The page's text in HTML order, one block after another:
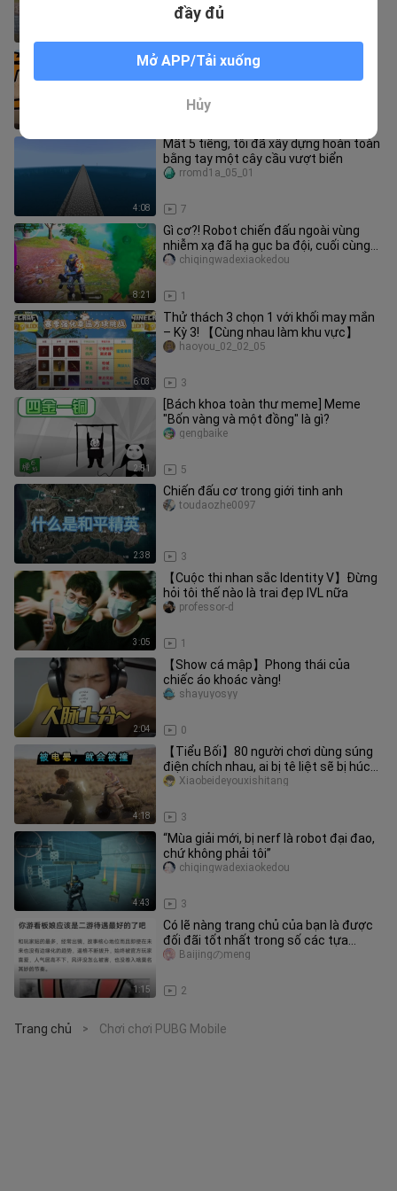
10 giây sẽ khiến bạn cảm thấy dễ chịu
4:08
Mất 5 tiếng, tôi đã xây dựng hoàn toàn
bằng tay một cây cầu vượt biển
7
rromd1a_05_01
8:21
Gì cơ?! Robot chiến đấu ngoài vùng
nhiễm xạ đã hạ gục ba đội, cuối cùng
còn xuất sắc triệt thoái với
1
chiqingwadexiaokedou
6:03
Thử thách 3 chọn 1 với khối may mắn
– Kỳ 3! 【Cùng nhau làm khu vực】
3
haoyou_02_02_05
2:51
[Bách khoa toàn thư meme] Meme
"Bốn vàng và một đồng" là gì?
5
gengbaike
2:38
Chiến đấu cơ trong giới tinh anh
3
toudaozhe0097
3:05
【Cuộc thi nhan sắc Identity V】Đừng
hỏi tôi thế nào là trai đẹp IVL nữa
1
professor-d
2:04
【Show cá mập】Phong thái của
chiếc áo khoác vàng!
0
shayuyosyy
4:18
【Tiểu Bối】80 người chơi dùng súng
điện chích nhau, ai bị tê liệt sẽ bị húc
ngã — cực hình đỉnh cao!
3
Xiaobeideyouxishitang
4:43
“Mùa giải mới, bị nerf là robot đại đao,
chứ không phải tôi”
3
chiqingwadexiaokedou
1:15
Có lẽ nàng trang chủ của bạn là được
đối đãi tốt nhất trong số các tựa
game di động rồi. Amiya mãi m
2
Baijingのmeng
Trang chủ > Chơi chơi PUBG Mobile
đầy đủ
Mở APP/Tải xuống
Hủy